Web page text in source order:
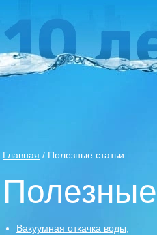
Главная / Полезные статьи
Вакуумная откачка воды;